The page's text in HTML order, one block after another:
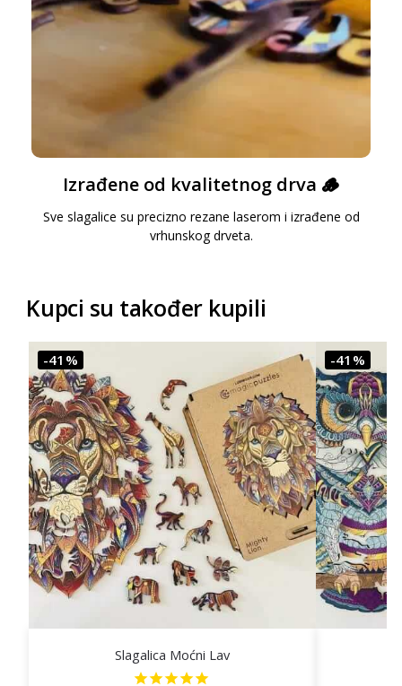
Izrađene od kvalitetnog drva 🪵
Sve slagalice su precizno rezane laserom i izrađene od
vrhunskog drveta.
Kupci su također kupili
-41%
Slagalica Moćni Lav
-41%